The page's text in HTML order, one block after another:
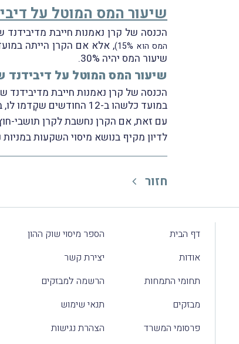
שיעור המס המוטל על
הכנסה של קרן נאמנות חייבת מדיבידנד
המס הוא 15%)
שיעור המס יהיה 30%.
שיעור המס המוטל על דיבידנד
במועד כלשהו ב-12 החודשים שקָדמו לו, בעל מניות מהותי בחברה ששילמה את הדיבידנד – שאז שיעור המס יהיה 30%.
עם זאת, אם הקרן נחשבת לקרן תושבי-
לדיון מקיף בנושא מיסוי השקעות במניות
חזור
דף הבית
אודות
תחומי התמחות
מבזקים
פרסומי המשרד
הספר מיסוי שוק ההון
יצירת קשר
הרשמה למבזקים
תנאי שימוש
הצהרת נגישות